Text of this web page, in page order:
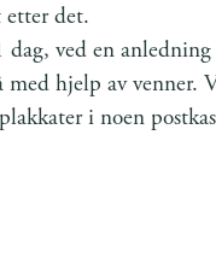
det.
ved en
hjelp av venner.
i noen